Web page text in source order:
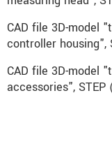
CAD file 3D-model
controller housing",
CAD file 3D-model
accessories", STEP